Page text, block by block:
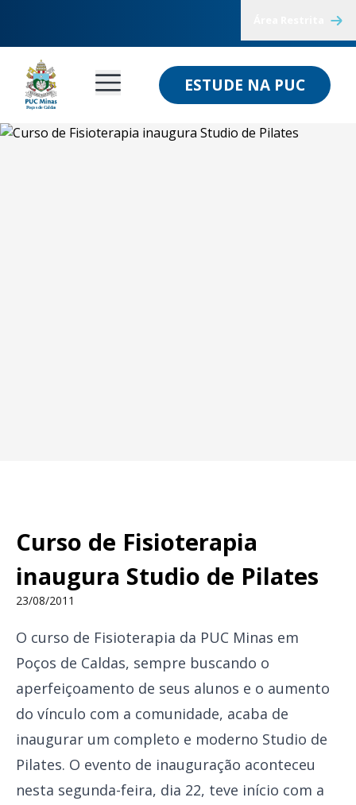
ESTUDE NA PUC
Curso de Fisioterapia
inaugura Studio de Pilates
23/08/2011
O curso de Fisioterapia da PUC Minas em
Poços de Caldas, sempre buscando o
aperfeiçoamento de seus alunos e o aumento
do vínculo com a comunidade, acaba de
inaugurar um completo e moderno Studio de
Pilates. O evento de inauguração aconteceu
nesta segunda-feira, dia 22, teve início com a